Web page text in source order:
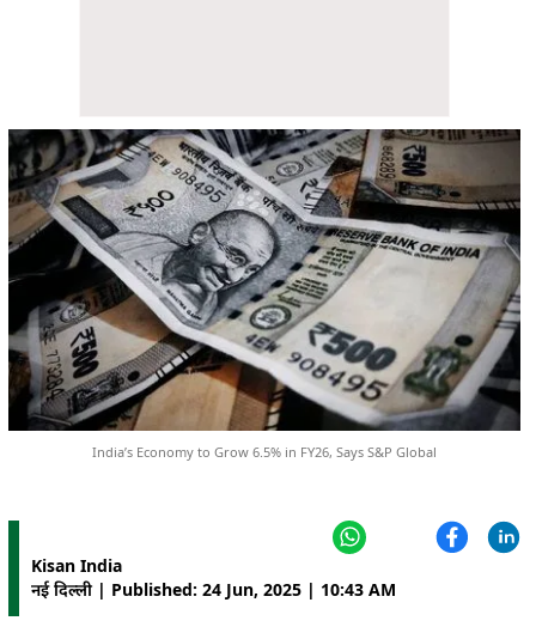
India’s Economy to Grow 6.5% in FY26, Says S&P Global
Kisan India
नई दिल्ली | Published: 24 Jun, 2025 | 10:43 AM